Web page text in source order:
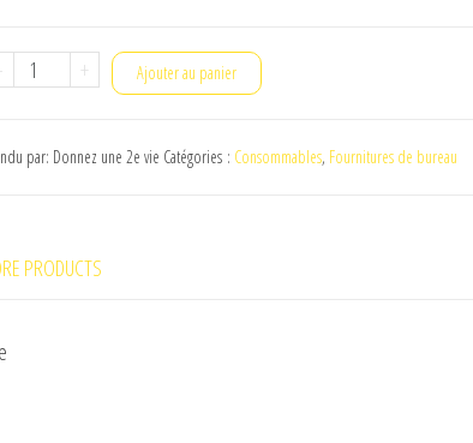
-
quantité
papier
75g
+ Ajouter au panier
par: Donnez une 2e vie Catégories : Consommables, Fournitures de bureau
PRODUCTS